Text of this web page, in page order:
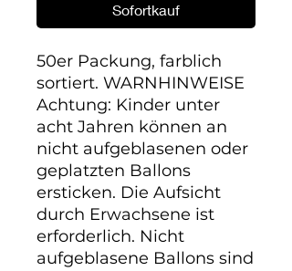
Sofortkauf
50er Packung, farblich
sortiert. WARNHINWEISE
Achtung: Kinder unter
acht Jahren können an
nicht aufgeblasenen oder
geplatzten Ballons
ersticken. Die Aufsicht
durch Erwachsene ist
erforderlich. Nicht
aufgeblasene Ballons sind